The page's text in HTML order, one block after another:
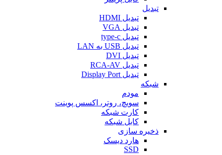
تبدیل
تبدیل HDMI
تبدیل VGA
تبدیل type-c
تبدیل USB به LAN
تبدیل DVI
تبدیل RCA-AV
تبدیل Display Port
شبکه
مودم
سویچ، روتر، اکسس پوینت
کارت شبکه
کابل شبکه
ذخیره سازی
هارد دیسک
SSD